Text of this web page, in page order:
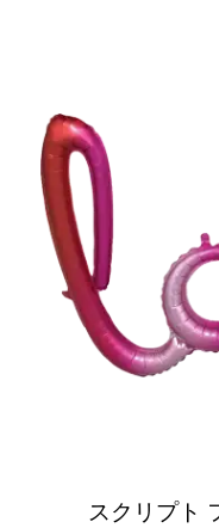
スクリプト